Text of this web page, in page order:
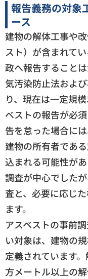
報告義務の対象
ース
建物の解体工事や
スト）が含まれて
政へ報告すること
気汚染防止法およ
り、現在は一定規
ベストの報告が必
告を怠った場合に
建物の所有者であ
込まれる可能性が
調査が中心でした
査と、必要に応じ
ます。
アスベストの事前
い対象は、建物の
定義されています
方メートル以上の